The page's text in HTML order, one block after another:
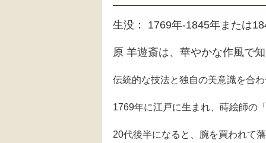
生没： 1769年-1845年または
原 羊遊斎は、華やかな作風で
伝統的な技法と独自の美意識を合
1769年に江戸に生まれ、蒔絵師の
20代後半になると、腕を買われて